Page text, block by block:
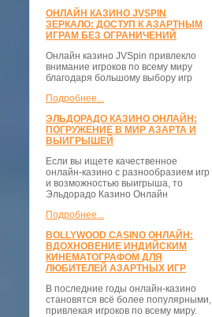
ОНЛАЙН КАЗИНО JVSPIN
ЗЕРКАЛО: ДОСТУП К АЗАРТНЫМ
ИГРАМ БЕЗ ОГРАНИЧЕНИЙ
Онлайн казино JVSpin привлекло
внимание игроков по всему миру
благодаря большому выбору игр
Подробнее...
ЭЛЬДОРАДО КАЗИНО ОНЛАЙН:
ПОГРУЖЕНИЕ В МИР АЗАРТА И
ВЫИГРЫШЕЙ
Если вы ищете качественное
онлайн-казино с разнообразием игр
и возможностью выигрыша, то
Эльдорадо Казино Онлайн
Подробнее...
BOLLYWOOD CASINO ОНЛАЙН:
ВДОХНОВЕНИЕ ИНДИЙСКИМ
КИНЕМАТОГРАФОМ ДЛЯ
ЛЮБИТЕЛЕЙ АЗАРТНЫХ ИГР
В последние годы онлайн-казино
становятся всё более популярными,
привлекая игроков по всему миру.